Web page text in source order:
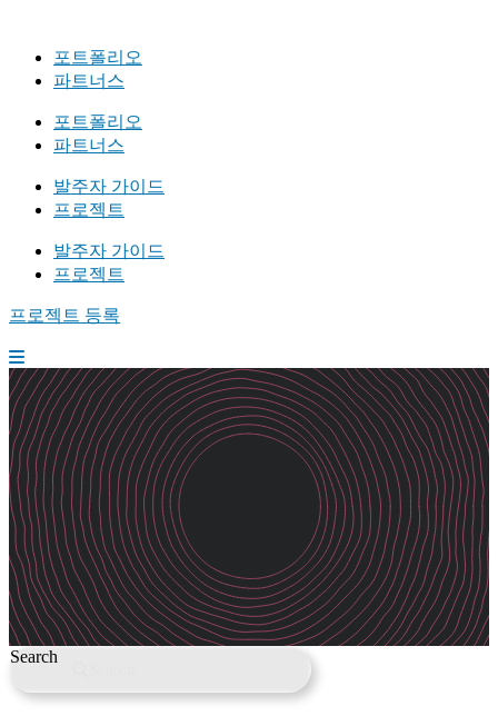
포트폴리오
파트너스
포트폴리오
파트너스
발주자 가이드
프로젝트
발주자 가이드
프로젝트
프로젝트 등록
Search